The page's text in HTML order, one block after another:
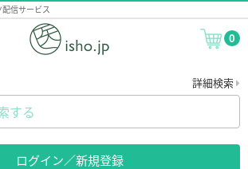
信サービス
0
詳細検索
ログイン／新規登録